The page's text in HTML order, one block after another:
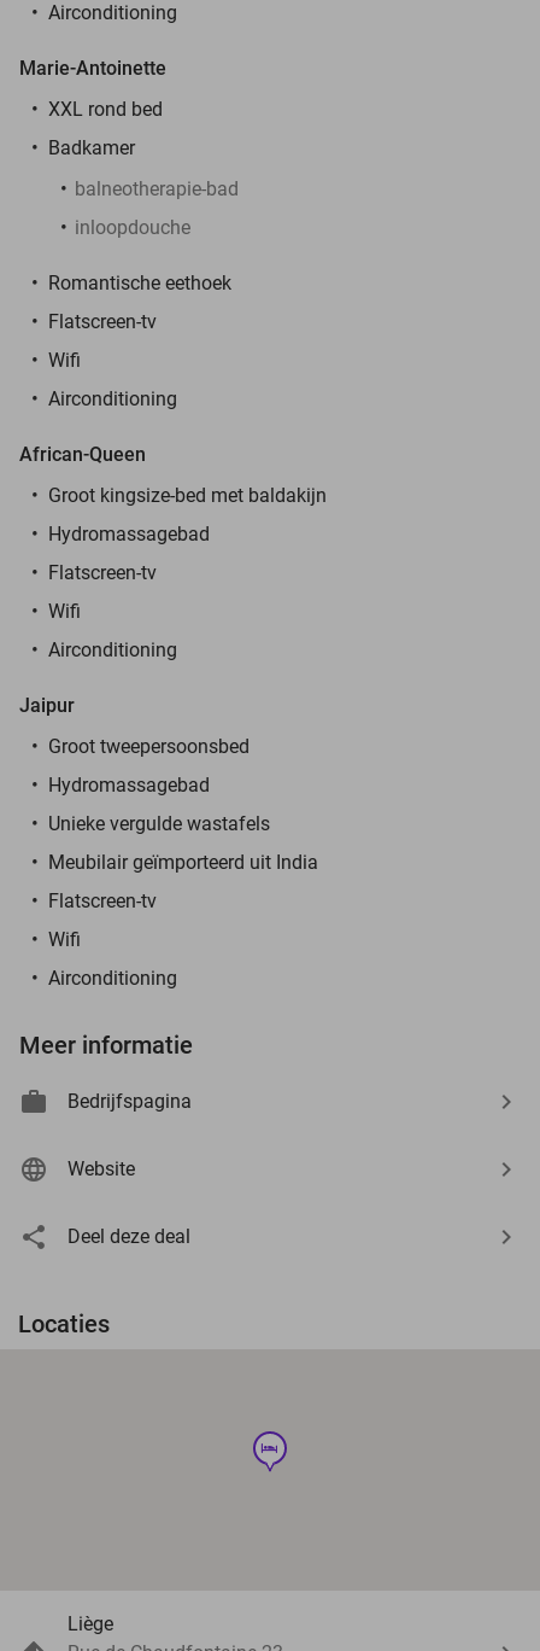
Airconditioning
Marie-Antoinette
XXL rond bed
Badkamer
balneotherapie-bad
inloopdouche
Romantische eethoek
Flatscreen-tv
Wifi
Airconditioning
African-Queen
Groot kingsize-bed met baldakijn
Hydromassagebad
Flatscreen-tv
Wifi
Airconditioning
Jaipur
Groot tweepersoonsbed
Hydromassagebad
Unieke vergulde wastafels
Meubilair geïmporteerd uit India
Flatscreen-tv
Wifi
Airconditioning
Meer informatie
Bedrijfspagina
Website
Deel deze deal
Locaties
hotel
Liège